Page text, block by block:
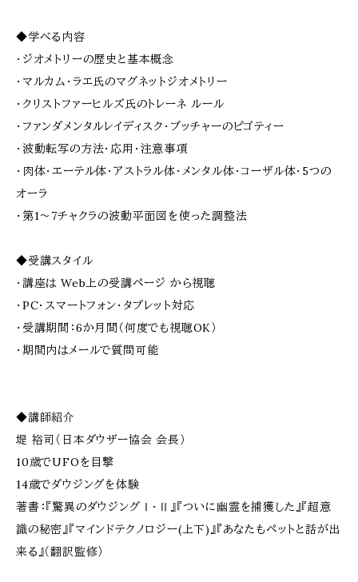
◆学べる内容
・ジオメトリーの歴史と基本概念
・マルカム・ラエ氏のマグネットジオメトリー
・クリストファーヒルズ氏のトレーネ ルール
・ファンダメンタルレイディスク・ブッチャーのピゴティー
・波動転写の方法・応用・注意事項
・肉体・エーテル体・アストラル体・メンタル体・コーザル体・5つの
オーラ
・第1〜7チャクラの波動平面図を使った調整法
◆受講スタイル
・講座は Web上の受講ページ から視聴
・PC・スマートフォン・タブレット対応
・受講期間：6か月間（何度でも視聴OK）
・期間内はメールで質問可能
◆講師紹介
堤 裕司（日本ダウザー協会 会長）
10歳でUFOを目撃
14歳でダウジングを体験
著書：『驚異のダウジングⅠ・Ⅱ』『ついに幽霊を捕獲した』『超意
識の秘密』『マインドテクノロジー(上下)』『あなたもペットと話が出
来る』（翻訳監修）